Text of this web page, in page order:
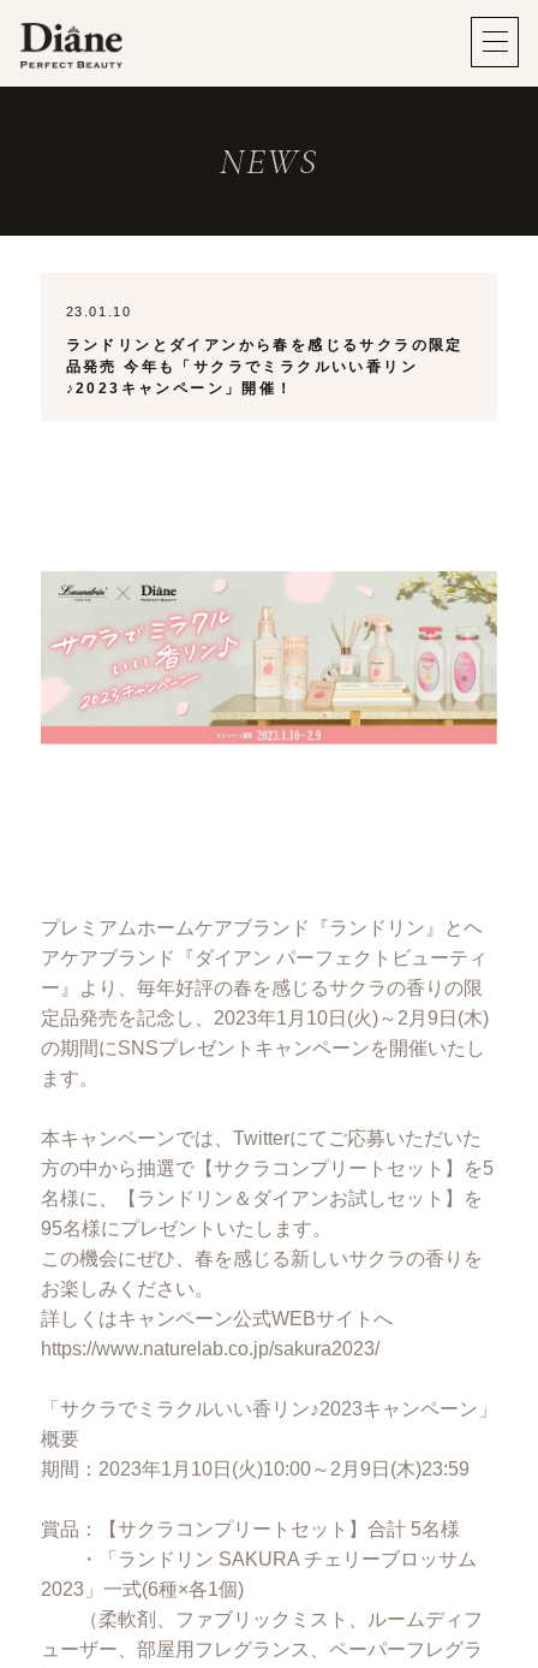
NEWS
23.01.10
ランドリンとダイアンから春を感じるサクラの限定
品発売 今年も「サクラでミラクルいい香リン
♪2023キャンペーン」開催！
プレミアムホームケアブランド『ランドリン』とヘ
アケアブランド『ダイアン パーフェクトビューティ
ー』より、毎年好評の春を感じるサクラの香りの限
定品発売を記念し、2023年1月10日(火)～2月9日(木)
の期間にSNSプレゼントキャンペーンを開催いたし
ます。
本キャンペーンでは、Twitterにてご応募いただいた
方の中から抽選で【サクラコンプリートセット】を5
名様に、【ランドリン＆ダイアンお試しセット】を
95名様にプレゼントいたします。
この機会にぜひ、春を感じる新しいサクラの香りを
お楽しみください。
詳しくはキャンペーン公式WEBサイトへ
https://www.naturelab.co.jp/sakura2023/
「サクラでミラクルいい香リン♪2023キャンペーン」
概要
期間：2023年1月10日(火)10:00～2月9日(木)23:59
賞品：【サクラコンプリートセット】合計 5名様
・「ランドリン SAKURA チェリーブロッサム
2023」一式(6種×各1個)
（柔軟剤、ファブリックミスト、ルームディフ
ューザー、部屋用フレグランス、ペーパーフレグラ